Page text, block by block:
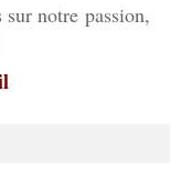
notre passion,